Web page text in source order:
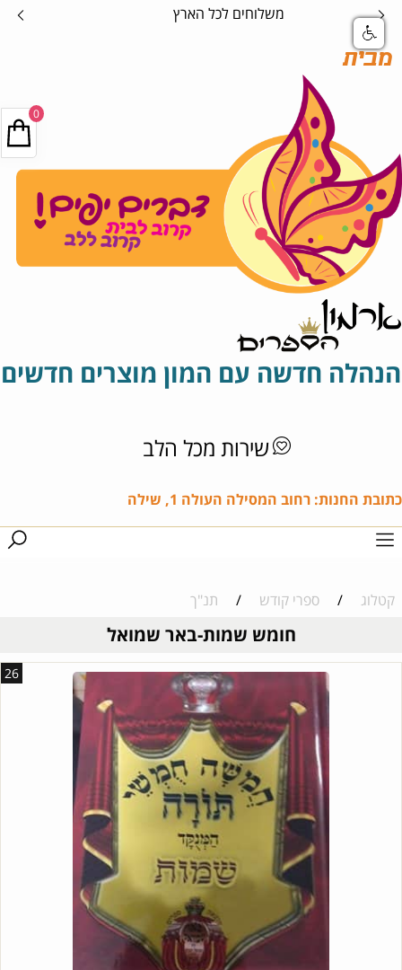
אספקה בטוחה
מבית
הנהלה חדשה עם המון מוצרים חדשים
שירות מכל הלב
כתובת החנות: רחוב המסילה העולה 1, שילה
קטלוג / ספרי קודש / תנ"ך
חומש שמות-באר שמואל
26
0